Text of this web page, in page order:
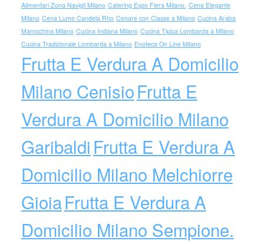
Alimentari Zona Navigli Milano Catering Expo Fiera Milano. Cena Elegante
Milano Cena Lume Candela Rho Cenare con Classe a Milano Cucina Araba
Marocchina Milano Cucina Indiana Milano Cucina Tipica Lombarda a Milano
Cucina Tradizionale Lombarda a Milano Enoteca On Line Milano
Frutta E Verdura A Domicilio
Milano CenisioFrutta E
Verdura A Domicilio Milano
GaribaldiFrutta E Verdura A
Domicilio Milano Melchiorre
GioiaFrutta E Verdura A
Domicilio Milano Sempione.